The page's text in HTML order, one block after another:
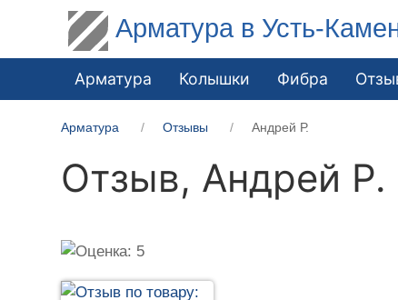
Арматура в Усть-
Арматура Колышки Фибра
Арматура Отзывы Андрей Р.
Отзыв, Андрей Р.